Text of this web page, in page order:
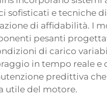
sofisticati e tecniche
di affidabilità. I
pesanti
di carico
in tempo reale e
predittiva
utile del motore.